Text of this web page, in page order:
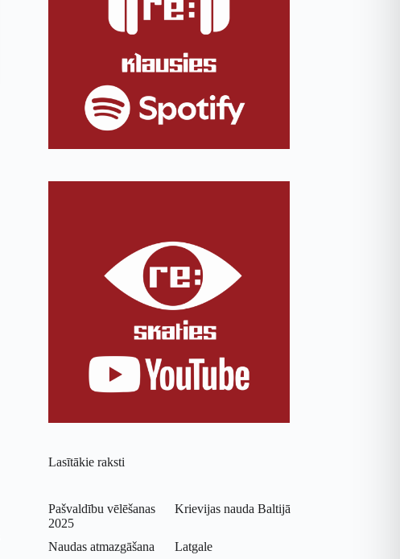
Lasītākie raksti
Pašvaldību vēlēšanas
2025
Krievijas nauda Baltijā
Naudas atmazgāšana
Latgale